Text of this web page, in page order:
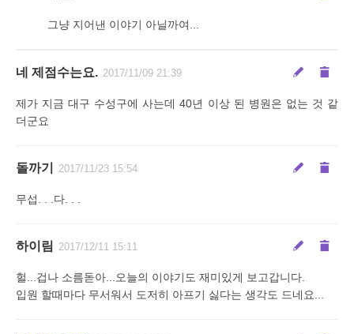
그냥 지어낸 이야기 아닐까여...
네 제점수는요. 2017/11/09 21:39
제가 지금 대구 수성구에 사는데 40년 이상 된 병원은 없는 것 같
더군요
돌까기 2017/11/23 15:54
무섭. . .다. . .
하이림 2017/12/11 15:11
헐...겁나 소름돋아...오늘의 이야기도 재미있게 보고갑니다.
입원 할때마다 무서워서 도저히 아프기 싫다는 생각도 드네요...